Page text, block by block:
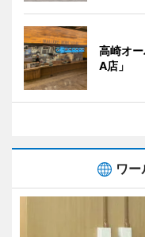
高崎オ
A店」
ワ